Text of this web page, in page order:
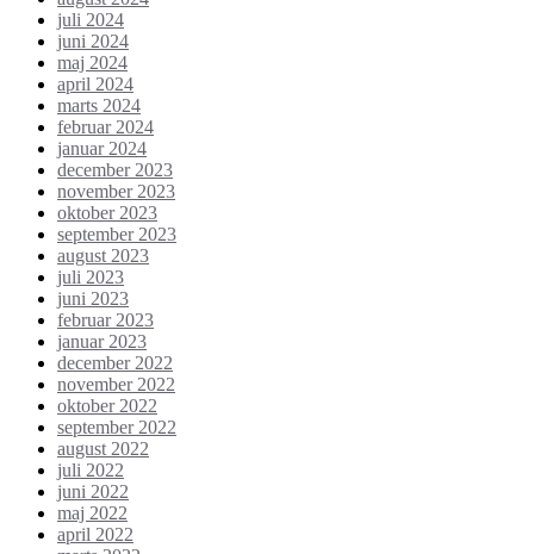
juli 2024
juni 2024
maj 2024
april 2024
marts 2024
februar 2024
januar 2024
december 2023
november 2023
oktober 2023
september 2023
august 2023
juli 2023
juni 2023
februar 2023
januar 2023
december 2022
november 2022
oktober 2022
september 2022
august 2022
juli 2022
juni 2022
maj 2022
april 2022